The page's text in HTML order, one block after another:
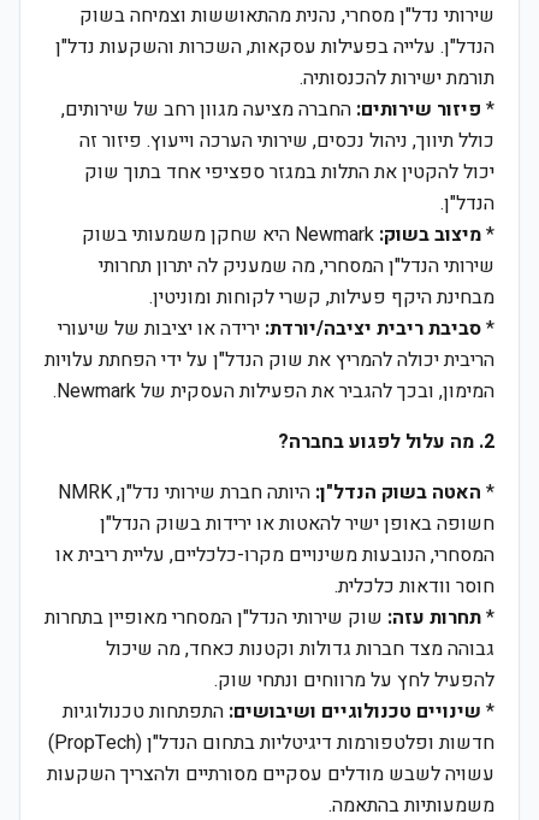
שירותי נדל"ן מסחרי, נהנית מהתאוששות וצמיחה בשוק
הנדל"ן. עלייה בפעילות עסקאות, השכרות והשקעות נדל"ן
תורמת ישירות להכנסותיה.
* פיזור שירותים: החברה מציעה מגוון רחב של שירותים,
כולל תיווך, ניהול נכסים, שירותי הערכה וייעוץ. פיזור זה
יכול להקטין את התלות במגזר ספציפי אחד בתוך שוק
הנדל"ן.
*מיצוב בשוק:
Newmark היא שחקן משמעותי בשוק
שירותי הנדל"ן המסחרי, מה שמעניק לה יתרון תחרותי
מבחינת היקף פעילות, קשרי לקוחות ומוניטין.
*סביבת ריבית יציבה/יורדת: ירידה או יציבות של שיעורי
הריבית יכולה להמריץ את שוק הנדל"ן על ידי הפחתת עלויות
המימון, ובכך להגביר את הפעילות העסקית של Newmark.
2. מה עלול לפגוע בחברה?
* האטה בשוק הנדל"ן:
היותה חברת שירותי נדל"ן, NMRK
חשופה באופן ישיר להאטות או ירידות בשוק הנדל"ן
המסחרי, הנובעות משינויים מקרו-כלכליים, עליית ריבית או
חוסר וודאות כלכלית.
*תחרות עזה: שוק שירותי הנדל"ן המסחרי מאופיין בתחרות
גבוהה מצד חברות גדולות וקטנות כאחד, מה שיכול
להפעיל לחץ על מרווחים ונתחי שוק.
* שינויים טכנולוגיים ושיבושים: התפתחות טכנולוגיות
חדשות ופלטפורמות דיגיטליות בתחום הנדל"ן (PropTech)
עשויה לשבש מודלים עסקיים מסורתיים ולהצריך השקעות
משמעותיות בהתאמה.